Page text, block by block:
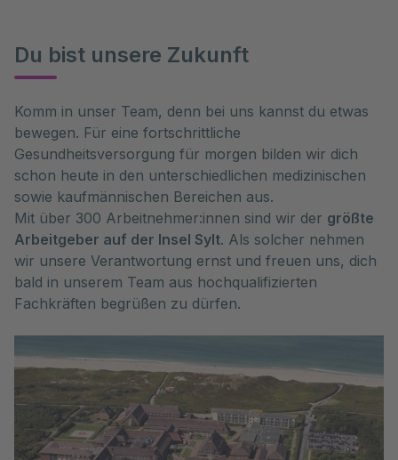
Du bist unsere Zukunft
Komm in unser Team, denn bei uns kannst du etwas
bewegen. Für eine fortschrittliche
Gesundheitsversorgung für morgen bilden wir dich
schon heute in den unterschiedlichen medizinischen
sowie kaufmännischen Bereichen aus.
Mit über 300 Arbeitnehmer:innen sind wir der größte
Arbeitgeber auf der Insel Sylt. Als solcher nehmen
wir unsere Verantwortung ernst und freuen uns, dich
bald in unserem Team aus hochqualifizierten
Fachkräften begrüßen zu dürfen.